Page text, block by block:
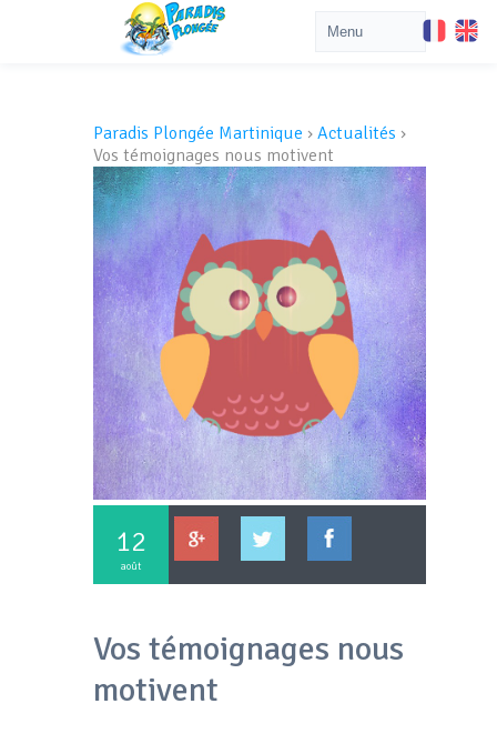
Paradis Plongée Martinique › Actualités ›
Vos témoignages nous motivent
12
août
Vos témoignages nous
motivent